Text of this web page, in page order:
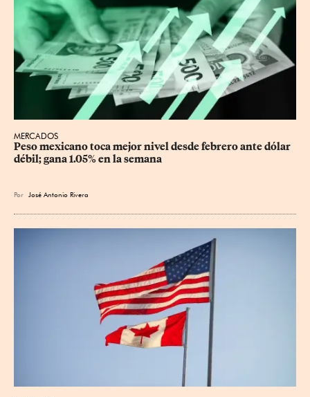
MERCADOS
Peso mexicano toca mejor nivel desde febrero ante dólar
débil; gana 1.05% en la semana
Por José Antonio Rivera